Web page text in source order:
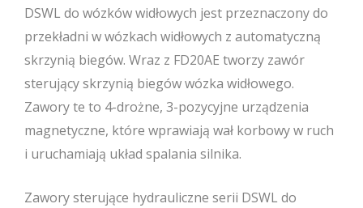
DSWL do wózków widłowych jest przeznaczony do
przekładni w wózkach widłowych z automatyczną
skrzynią biegów. Wraz z FD20AE tworzy zawór
sterujący skrzynią biegów wózka widłowego.
Zawory te to 4-drożne, 3-pozycyjne urządzenia
magnetyczne, które wprawiają wał korbowy w ruch
i uruchamiają układ spalania silnika.
Zawory sterujące hydrauliczne serii DSWL do